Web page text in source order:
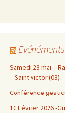
Evénéments
Samedi 23 mai –
– Saint victor (03)
Conférence
10 Février 2026 -